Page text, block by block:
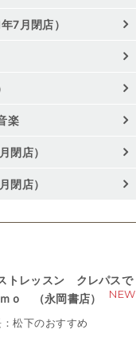
7月閉店）
楽
閉店）
閉店）
トレッスン クレパスで
ｏ （永岡書店）
NEW
松下のおすすめ